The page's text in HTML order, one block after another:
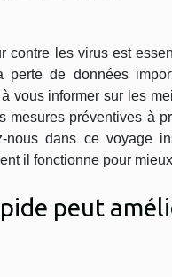
contre les virus est
perte de données
vous informer sur les
mesures préventives à
dans ce voyage
il fonctionne pour
peut